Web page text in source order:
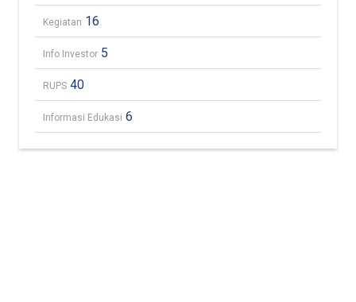
Kegiatan 16
Info Investor 5
RUPS 40
Informasi Edukasi 6